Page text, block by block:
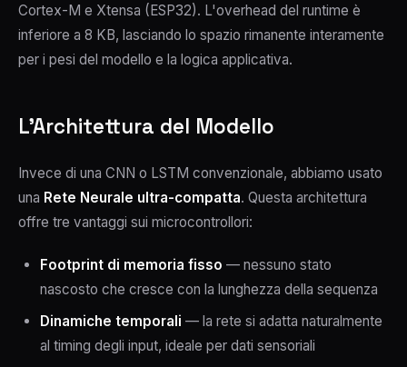
Cortex-M e Xtensa (ESP32). L'overhead del runtime è
inferiore a 8 KB, lasciando lo spazio rimanente interamente
per i pesi del modello e la logica applicativa.
L'Architettura del Modello
Invece di una CNN o LSTM convenzionale, abbiamo usato
una Rete Neurale ultra-compatta. Questa architettura
offre tre vantaggi sui microcontrollori:
Footprint di memoria fisso — nessuno stato
nascosto che cresce con la lunghezza della sequenza
Dinamiche temporali — la rete si adatta naturalmente
al timing degli input, ideale per dati sensoriali